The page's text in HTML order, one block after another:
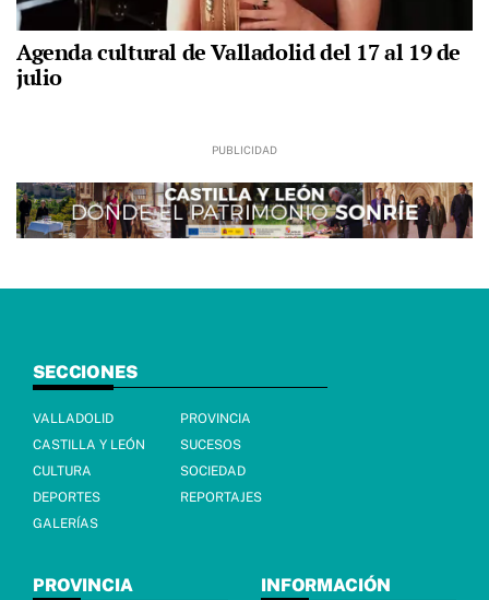
Agenda cultural de Valladolid del 17 al 19 de
julio
SECCIONES
VALLADOLID
PROVINCIA
CASTILLA Y LEÓN
SUCESOS
CULTURA
SOCIEDAD
DEPORTES
REPORTAJES
GALERÍAS
PROVINCIA INFORMACIÓN